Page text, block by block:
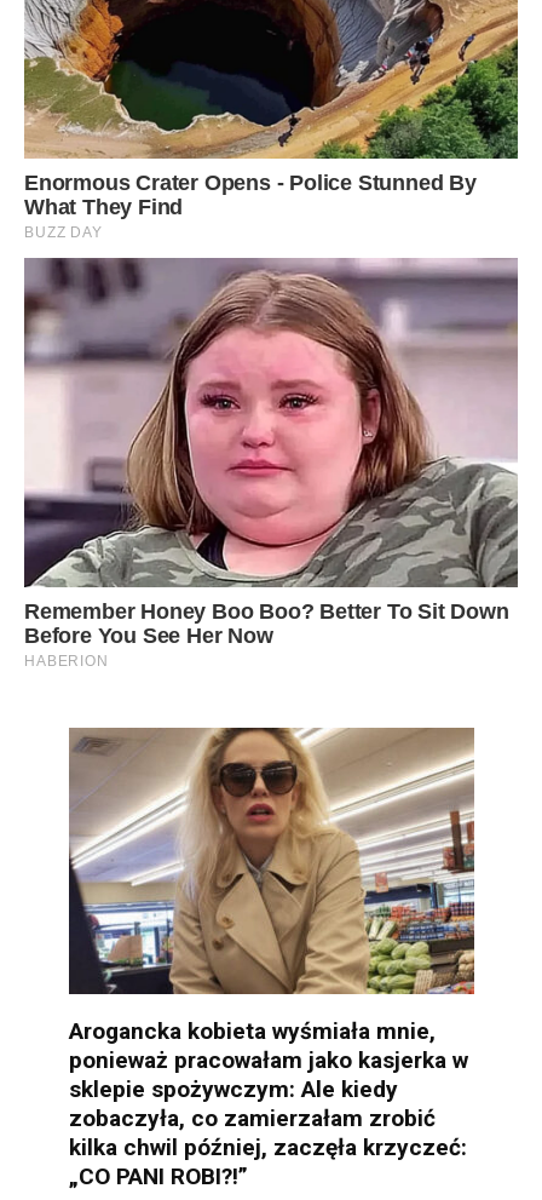
Arogancka kobieta wyśmiała mnie,
ponieważ pracowałam jako kasjerka w
sklepie spożywczym: Ale kiedy
zobaczyła, co zamierzałam zrobić
kilka chwil później, zaczęła krzyczeć:
„CO PANI ROBI?!”